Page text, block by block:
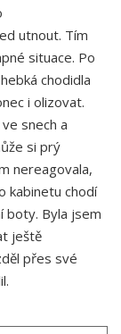
utnout. Tím
situace. Po
chodidla
i olizovat.
snech a
si prý
nereagovala,
kabinetu chodí
boty. Byla jsem
ještě
přes své